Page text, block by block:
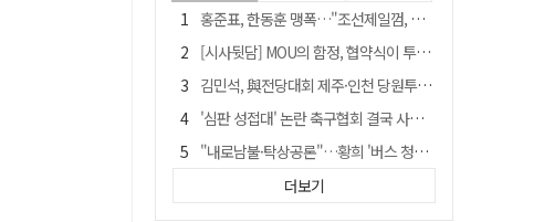
홍준표, 한동훈 맹폭…"조선제일껌, 권력에 살고 권력에 죽었다"
[시사뒷담] MOU의 함정, 협약식이 투자 확정은 아니긴 해
김민석, 與전당대회 제주·인천 당원투표서 승리…누적 득표는 '초박빙'
'심판 성접대' 논란 축구협회 결국 사과…"깊이 반성, 쇄신하겠다"
"내로남불·탁상공론"…황희 '버스 청년주택' 제안에 與 내부서도 쓴소리
"경로당 통장에 비밀번호가 적혀 있다"…전국 돌며 경로당 13곳 턴 30대 구속
더보기